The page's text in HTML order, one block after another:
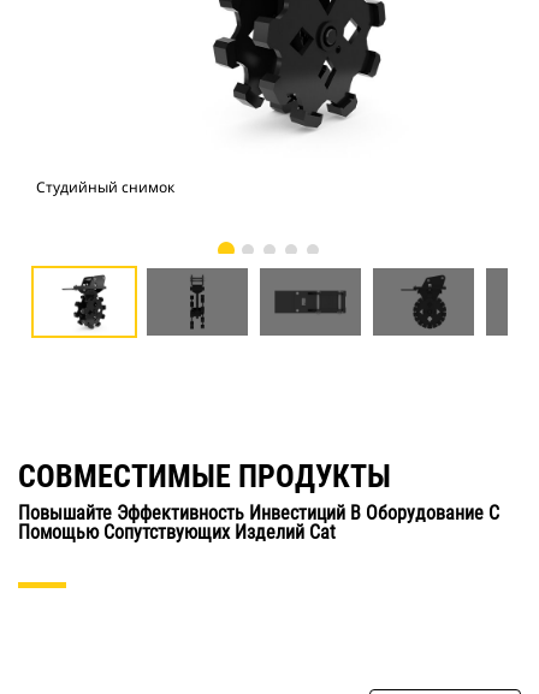
Студийный снимок
СОВМЕСТИМЫЕ ПРОДУКТЫ
Повышайте Эффективность Инвестиций В Оборудование С
Помощью Сопутствующих Изделий Cat